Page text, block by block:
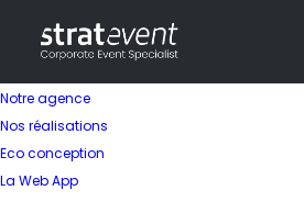
Notre agence
Nos réalisations
Eco conception
La Web App